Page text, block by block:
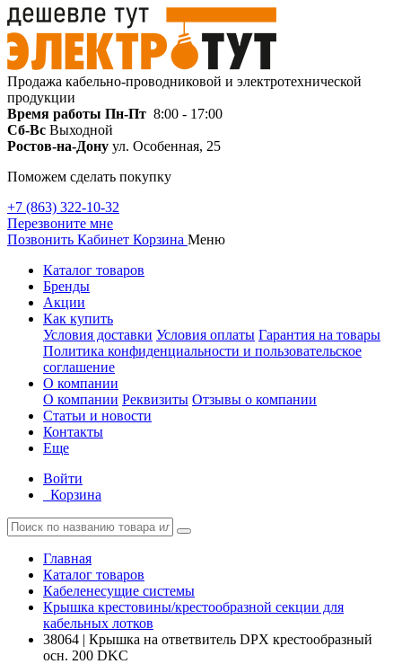
Продажа кабельно-проводниковой и электротехнической
продукции
Время работы Пн-Пт 8:00 - 17:00
Сб-Вс Выходной
Ростов-на-Дону ул. Особенная, 25
Поможем сделать покупку
+7 (863) 322-10-32
Перезвоните мне
Позвонить Кабинет Корзина Меню
Каталог товаров
Бренды
Акции
Как купить
Условия доставки Условия оплаты Гарантия на товары
Политика конфиденциальности и пользовательское
соглашение
О компании
О компании Реквизиты Отзывы о компании
Статьи и новости
Контакты
Еще
Войти
Корзина
Главная
Каталог товаров
Кабеленесущие системы
Крышка крестовины/крестообразной секции для
кабельных лотков
38064 | Крышка на ответвитель DPX крестообразный
осн. 200 DKC